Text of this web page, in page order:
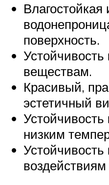
Влагостойкая
поверхность.
веществам.
Красивый,
эстетичный
низким